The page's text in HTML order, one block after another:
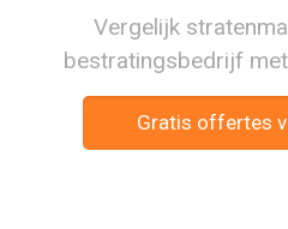
Vergelijk
bestratingsbedrijf
Gratis offertes